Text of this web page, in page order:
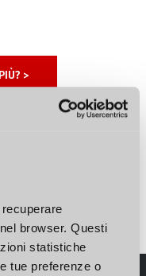
browser. Questi
statistiche
tue preferenze o
>